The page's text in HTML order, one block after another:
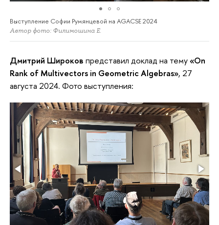
Выступление Софии Румянцевой на AGACSE 2024
Автор фото: Филимошина Е.
Дмитрий Широков представил доклад на тему«On
Rank of Multivectors in Geometric Algebras», 27
августа 2024. Фото выступления: